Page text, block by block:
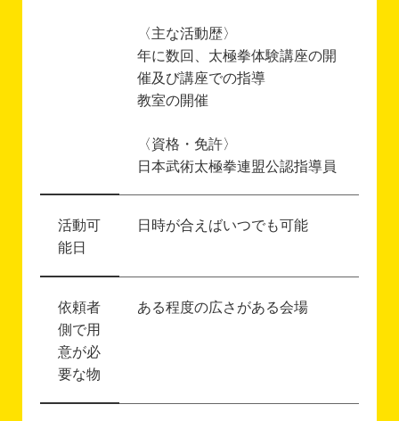
〈主な活動歴〉
年に数回、太極拳体験講座の開
催及び講座での指導
教室の開催
〈資格・免許〉
日本武術太極拳連盟公認指導員
活動可
能日
日時が合えばいつでも可能
依頼者
側で用
意が必
要な物
ある程度の広さがある会場